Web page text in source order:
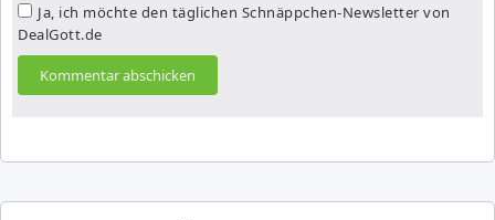
Ja, ich möchte den täglichen Schnäppchen-Newsletter von
DealGott.de